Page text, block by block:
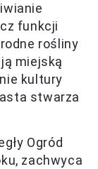
funkcji
rośliny
miejską
kultury
stwarza
Ogród
zachwyca